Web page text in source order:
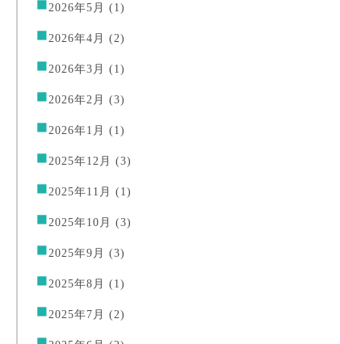
2026年5月 (1)
2026年4月 (2)
2026年3月 (1)
2026年2月 (3)
2026年1月 (1)
2025年12月 (3)
2025年11月 (1)
2025年10月 (3)
2025年9月 (3)
2025年8月 (1)
2025年7月 (2)